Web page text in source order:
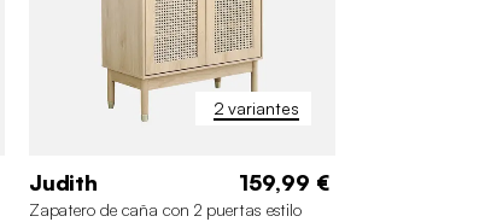
2 variantes
Judith 159,99 €
Zapatero de caña con 2 puertas estilo